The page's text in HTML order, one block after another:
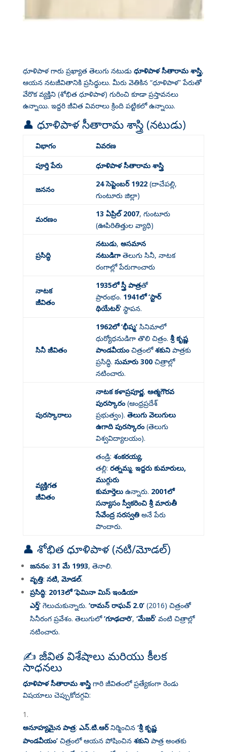
ధూళిపాళ గారు ప్రఖ్యాత తెలుగు నటుడు ధూళిపాళ సీతారామ శాస్త్రి,
ఆయన నటజీవితానికి ప్రసిద్ధులు. మీరు వెతికిన “ధూళిపాళ” పేరుతో
వేరొక వ్యక్తిని (శోభిత ధూళిపాళ) గురించి కూడా ప్రస్తావనలు
ఉన్నాయి. ఇద్దరి జీవిత వివరాలు క్రింది పట్టికలో ఉన్నాయి.
👤 ధూళిపాళ సీతారామ శాస్త్రి (నటుడు)
విభాగం వివరణ
పూర్తి పేరు ధూళిపాళ సీతారామ శాస్త్రి
జననం
24 సెప్టెంబర్ 1922(దాచేపల్లి,
గుంటూరు జిల్లా)
మరణం
13 ఏప్రిల్ 2007, గుంటూరు
(ఊపిరితిత్తుల వ్యాధి)
ప్రసిద్ధి
నటుడు, అసమాన
నటుడిగాతెలుగు సినీ, నాటక
రంగాల్లో పేరుగాంచారు
నాటక
జీవితం
1935లో స్త్రీ పాత్రతో
ప్రారంభం. 1941లో ‘స్టార్
థియేటర్’స్థాపన.
సినీ జీవితం
1962లో ‘భీష్మ’సినిమాలో
ధుర్యోధనుడిగా తొలి చిత్రం. శ్రీ కృష్ణ
పాండవీయంచిత్రంలోశకునిపాత్రకు
ప్రసిద్ధి. సుమారు 300చిత్రాల్లో
నటించారు.
పురస్కారాలు
నాటక కళాప్రపూర్ణ, ఆత్మగౌరవ
పురస్కారం(ఆంధ్రప్రదేశ్
ప్రభుత్వం). తెలుగు వెలుగులు
ఉగాది పురస్కారం(తెలుగు
విశ్వవిద్యాలయం).
వ్యక్తిగత
జీవితం
తండ్రి: శంకరయ్య,
తల్లి: రత్నమ్మ. ఇద్దరు కుమారులు,
ముగ్గురు
కుమార్తెలుఉన్నారు. 2001లో
సన్యాసం స్వీకరించి శ్రీ మారుతీ
సేవేంద్ర సరస్వతిఅనే పేరు
పొందారు.
👤 శోభిత ధూళిపాళ (నటి/మోడల్)
జననం: 31 మే 1993, తెనాలి.
వృత్తి: నటి, మోడల్.
ప్రసిద్ధి: 2013లో ‘ఫెమినా మిస్ ఇండియా
ఎర్త్’గెలుచుకున్నారు. ‘రామన్ రాఘవ్ 2.0’(2016) చిత్రంతో
సినీరంగ ప్రవేశం. తెలుగులో‘గూఢచారి’, ‘మేజర్’వంటి చిత్రాల్లో
నటించారు.
✍️ జీవిత విశేషాలు మరియు కీలక
సాధనలు
ధూళిపాళ సీతారామ శాస్త్రిగారి జీవితంలో ప్రత్యేకంగా రెండు
విషయాలు చెప్పుకోదగ్గవి:
అనూహ్యమైన పాత్ర: ఎన్.టి.ఆర్నిర్మించిన ‘శ్రీ కృష్ణ
పాండవీయం’చిత్రంలో ఆయన పోషించిన శకునిపాత్ర అంతకు